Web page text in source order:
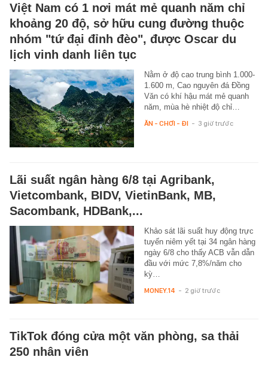
Việt Nam có 1 nơi mát mẻ quanh năm chỉ
khoảng 20 độ, sở hữu cung đường thuộc
nhóm "tứ đại đỉnh đèo", được Oscar du
lịch vinh danh liên tục
Nằm ở độ cao trung bình 1.000-
1.600 m, Cao nguyên đá Đồng
Văn có khí hậu mát mẻ quanh
năm, mùa hè nhiệt độ chỉ…
ĂN - CHƠI - ĐI - 3 giờ trước
Lãi suất ngân hàng 6/8 tại Agribank,
Vietcombank, BIDV, VietinBank, MB,
Sacombank, HDBank,...
Khảo sát lãi suất huy động trực
tuyến niêm yết tại 34 ngân hàng
ngày 6/8 cho thấy ACB vẫn dẫn
đầu với mức 7,8%/năm cho
kỳ…
MONEY.14 - 2 giờ trước
TikTok đóng cửa một văn phòng, sa thải
250 nhân viên